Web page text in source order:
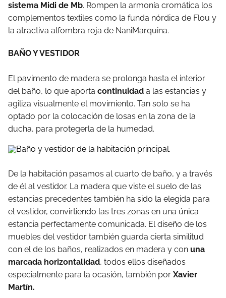
sistema Midi de Mb. Rompen la armonía cromática los
complementos textiles como la funda nórdica de Flou y
la atractiva alfombra roja de NaniMarquina.
BAÑO Y VESTIDOR
El pavimento de madera se prolonga hasta el interior
del baño, lo que aporta continuidad a las estancias y
agiliza visualmente el movimiento. Tan solo se ha
optado por la colocación de losas en la zona de la
ducha, para protegerla de la humedad.
De la habitación pasamos al cuarto de baño, y a través
de él al vestidor. La madera que viste el suelo de las
estancias precedentes también ha sido la elegida para
el vestidor, convirtiendo las tres zonas en una única
estancia perfectamente comunicada. El diseño de los
muebles del vestidor también guarda cierta similitud
con el de los baños, realizados en madera y con una
marcada horizontalidad, todos ellos diseñados
especialmente para la ocasión, también por Xavier
Martín.